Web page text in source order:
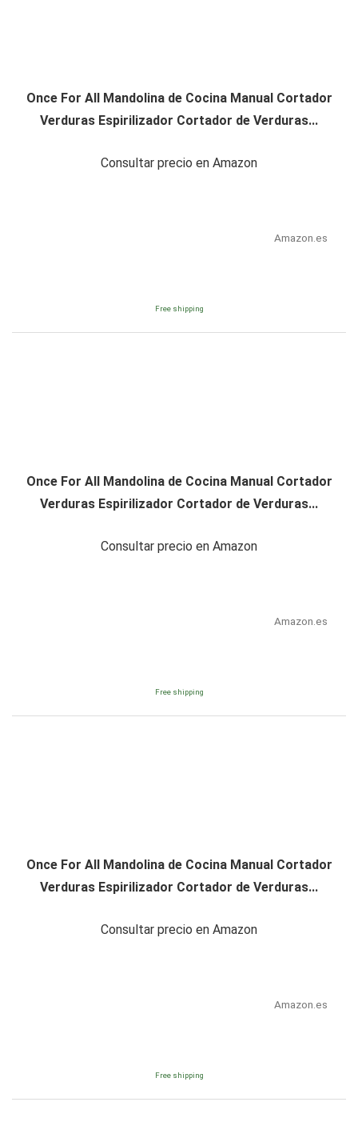
Once For All Mandolina de Cocina Manual Cortador
Verduras Espirilizador Cortador de Verduras...
Consultar precio en Amazon
Amazon.es
Free shipping
Once For All Mandolina de Cocina Manual Cortador
Verduras Espirilizador Cortador de Verduras...
Consultar precio en Amazon
Amazon.es
Free shipping
Once For All Mandolina de Cocina Manual Cortador
Verduras Espirilizador Cortador de Verduras...
Consultar precio en Amazon
Amazon.es
Free shipping